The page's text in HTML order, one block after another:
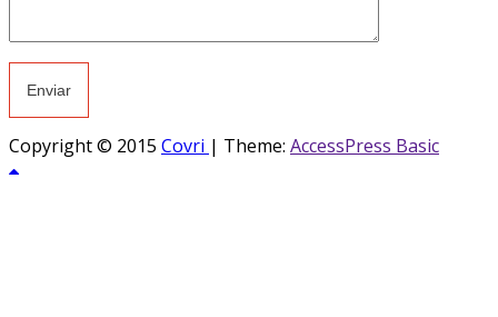
Copyright © 2015 Covri | Theme: AccessPress Basic